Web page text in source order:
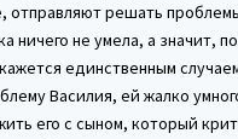
отправляют решать
ничего не умела, а значит,
единственным
Василия, ей жалко
его с сыном, который